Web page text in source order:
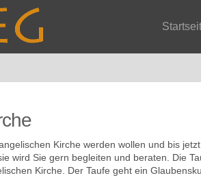
Kirche werden wollen und bis
wird Sie gern begleiten und beraten. Die
Kirche. Der Taufe geht ein